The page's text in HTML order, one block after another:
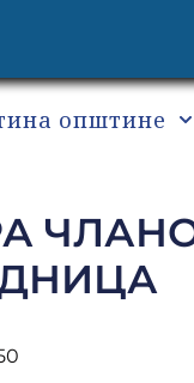
општине